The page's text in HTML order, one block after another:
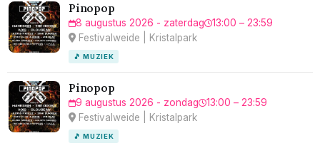
Pinopop
8 augustus 2026 - zaterdag
13:00 – 23:59
Festivalweide | Kristalpark
🎵 MUZIEK
Pinopop
9 augustus 2026 - zondag
13:00 – 23:59
Festivalweide | Kristalpark
🎵 MUZIEK